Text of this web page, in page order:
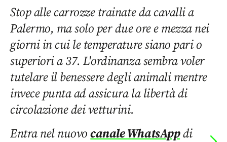
Stop alle carrozze trainate da cavalli a
Palermo, ma solo per due ore e mezza nei
giorni in cui le temperature siano pari o
superiori a 37. L'ordinanza sembra voler
tutelare il benessere degli animali mentre
invece punta ad assicura la libertà di
circolazione dei vetturini.
Entra nel nuovocanale WhatsAppdi